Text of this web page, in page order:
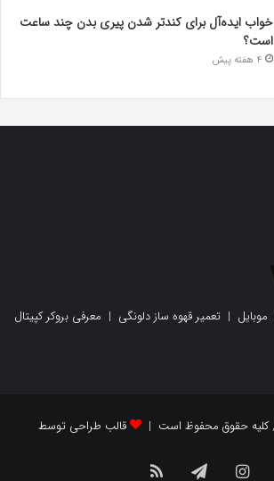
خواب ایده‌آل برای کندتر شدن پیری بدن چند ساعت
است؟
4 هفته پیش
موبایل | تعمیر قهوه ساز دلونگی | معرفی بروکر کپیتال
قالب طراحی توسط
اینستاگرامتلگرامخوراک